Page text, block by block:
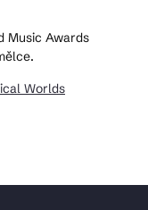
Music Awards
Worlds